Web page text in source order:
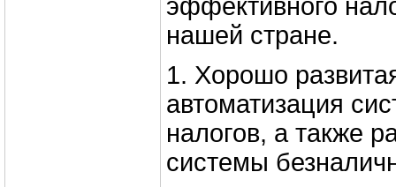
эффективного
нашей стране.
1. Хорошо
автоматизация
налогов, а также
системы